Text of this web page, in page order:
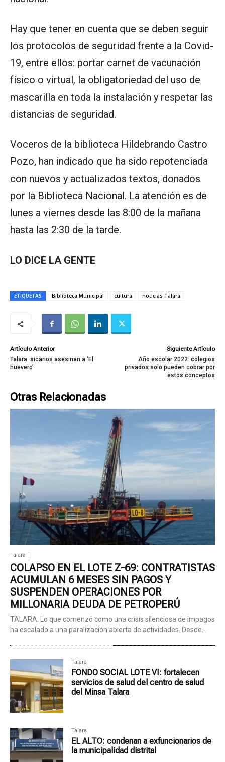
Hay que tener en cuenta que se deben seguir
los protocolos de seguridad frente a la Covid-
19, entre ellos: portar carnet de vacunación
físico o virtual, la obligatoriedad del uso de
mascarilla en toda la instalación y respetar las
distancias de seguridad.
Voceros de la biblioteca Hildebrando Castro
Pozo, han indicado que ha sido repotenciada
con nuevos y actualizados textos, donados
por la Biblioteca Nacional. La atención es de
lunes a viernes desde las 8:00 de la mañana
hasta las 2:30 de la tarde.
LO DICE LA GENTE
ETIQUETAS Biblioteca Municipal cultura noticias Talara
Artículo Anterior
Talara: sicarios asesinan a ‘El
huevero’
Siguiente Artículo
Año escolar 2022: colegios
privados solo pueden cobrar por
estos conceptos
Otras Relacionadas
Talara
COLAPSO EN EL LOTE Z-69: CONTRATISTAS
ACUMULAN 6 MESES SIN PAGOS Y
SUSPENDEN OPERACIONES POR
MILLONARIA DEUDA DE PETROPERÚ
TALARA. Lo que comenzó como una crisis silenciosa de impagos
ha escalado a una paralización abierta de actividades. Desde...
Talara
FONDO SOCIAL LOTE VI: fortalecen
servicios de salud del centro de salud
del Minsa Talara
Talara
EL ALTO: condenan a exfuncionarios de
la municipalidad distrital